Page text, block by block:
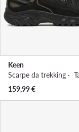
Keen
159,99€